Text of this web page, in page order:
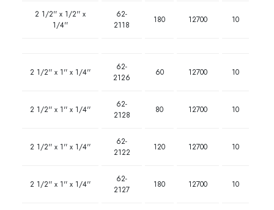
2 1/2'' x 1/2'' x
1/4''
62-
2118
180 12700 10
2 1/2'' x 1'' x 1/4''
62-
2126
60 12700 10
2 1/2'' x 1'' x 1/4''
62-
2128
80 12700 10
2 1/2'' x 1'' x 1/4''
62-
2122
120 12700 10
2 1/2'' x 1'' x 1/4''
62-
2127
180 12700 10